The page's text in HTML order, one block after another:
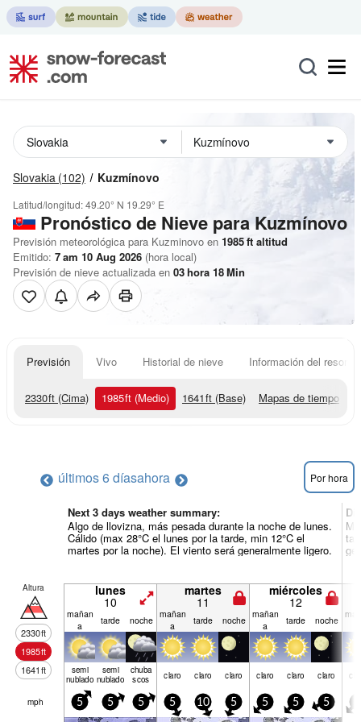
Slovakia (102) Kuzmínovo
Latitud/longitud:49.20° N 19.29° E
Pronóstico de Nieve para Kuzmínovo
Previsión meteorológica para Kuzminovo en 1985ft altitud
Emitido: 7 am 10 Aug 2026 (hora local)
Previsión de nieve actualizada en 03hora 18Min
Previsión Vivo Historial de nieve Información del resort
2330ft (Cima) 1985ft (Medio) 1641ft (Base) Mapas de tiempo
últimos 6 díasahora Por hora
Next 3 days weather summary:
Algo de llovizna, más pesada durante la noche de lunes.
Cálido (max 28°C el lunes por la tarde, min 12°C el
martes por la noche). El viento será generalmente ligero.
Altura
2330ft
1985ft
1641ft
lunes
10
martes
11
miércoles
12
mañan
a
tarde noche mañan
a
tarde noche mañan
a
tarde noche
semi
nublado
semi
nublado
chuba
scos claro claro claro claro claro claro
mph 5 5 5 5 10 5 5 5 5